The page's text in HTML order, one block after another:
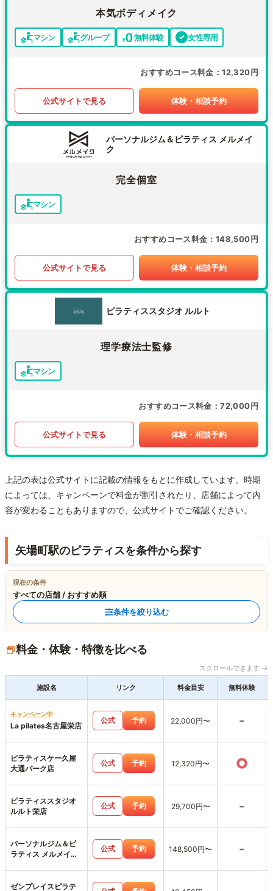
本気ボディメイク
マシン グループ 無料体験 女性専用
おすすめコース料金 12,320円
公式サイトで見る 体験・相談予約
パーソナルジム＆ピラティス メルメイ
ク
完全個室
マシン
おすすめコース料金 148,500円
公式サイトで見る 体験・相談予約
ピラティススタジオ ルルト
理学療法士監修
マシン
おすすめコース料金 72,000円
公式サイトで見る 体験・相談予約
上記の表は公式サイトに記載の情報をもとに作成しています。時期
によっては、キャンペーンで料金が割引されたり、店舗によって内
容が変わることもありますので、公式サイトでご確認ください。
矢場町駅のピラティスを条件から探す
現在の条件
すべての店舗 / おすすめ順
条件を絞り込む
料金・体験・特徴を比べる
スクロールできます →
施設名 リンク 料金目安 無料体験
キャンペーン中
La pilates名古屋栄店
公式 予約 22,000円〜 -
ピラティスケー久屋
大通パーク店
公式 予約 12,320円〜 ○
ピラティススタジオ
ルルト栄店
公式 予約 29,700円〜 -
パーソナルジム＆ピ
ラティス メルメイク
公式 予約 148,500円〜 -
ゼンプレイスピラテ